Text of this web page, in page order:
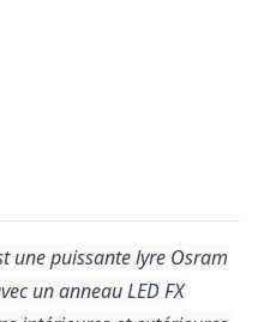
une puissante lyre Osram
un anneau LED FX